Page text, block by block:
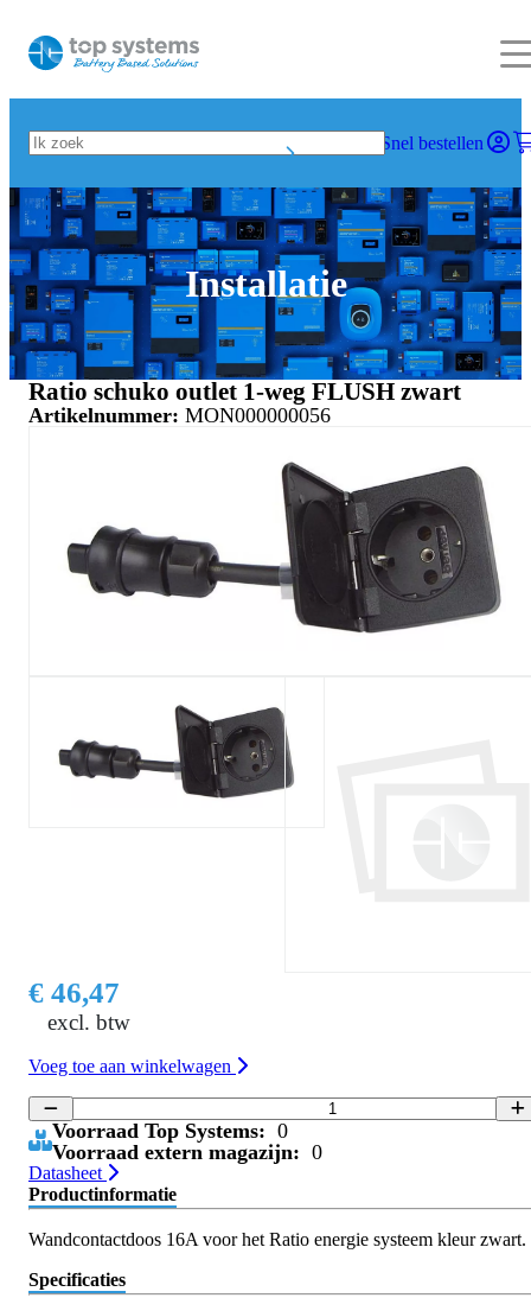
Snel bestellen
Installatie
Ratio schuko outlet 1-weg FLUSH zwart
Artikelnummer: MON000000056
€ 46,47
excl. btw
Voeg toe aan winkelwagen
Voorraad Top Systems: 0
Voorraad extern magazijn: 0
Datasheet
Productinformatie
Wandcontactdoos 16A voor het Ratio energie systeem kleur zwart.
Specificaties